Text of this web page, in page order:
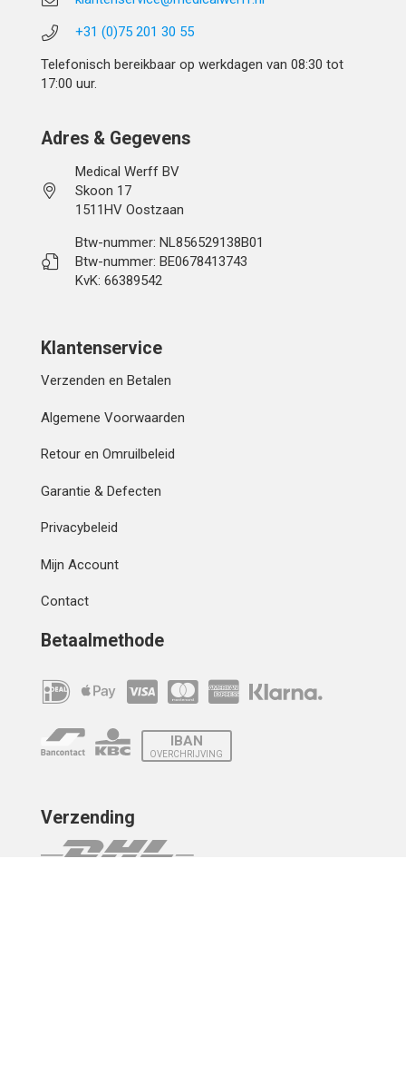
+31 (0)75 201 30 55
Telefonisch bereikbaar op werkdagen van 08:30 tot
17:00 uur.
Adres & Gegevens
Medical Werff BV
Skoon 17
1511HV Oostzaan
Btw-nummer: NL856529138B01
Btw-nummer: BE0678413743
KvK: 66389542
Klantenservice
Verzenden en Betalen
Algemene Voorwaarden
Retour en Omruilbeleid
Garantie & Defecten
Privacybeleid
Mijn Account
Contact
Betaalmethode
IBAN
OVERCHRIJVING
Verzending